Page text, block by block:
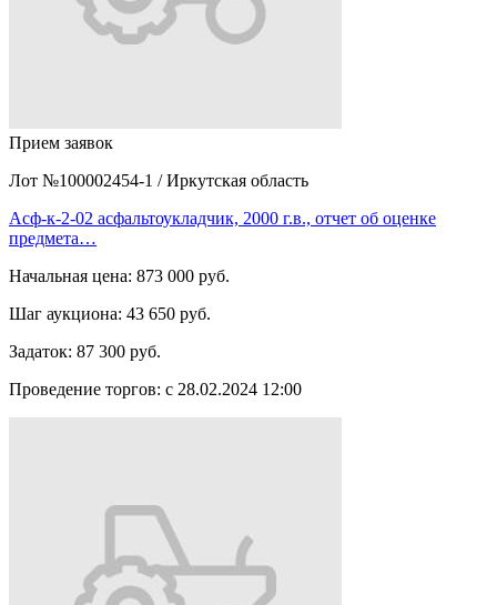
Прием заявок
Лот №100002454-1 / Иркутская область
Асф-к-2-02 асфальтоукладчик, 2000 г.в., отчет об оценке
предмета…
Начальная цена: 873 000 руб.
Шаг аукциона: 43 650 руб.
Задаток: 87 300 руб.
Проведение торгов: с 28.02.2024 12:00